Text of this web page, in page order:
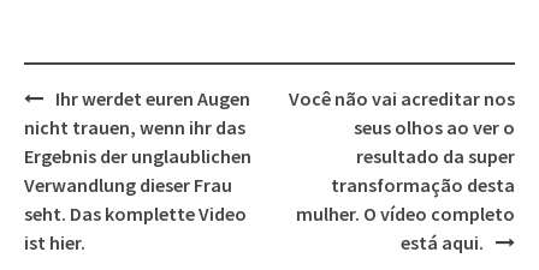
Post
navigation
Ihr werdet euren Augen
nicht trauen, wenn ihr das
Ergebnis der unglaublichen
Verwandlung dieser Frau
seht. Das komplette Video
ist hier.
Você não vai acreditar nos
seus olhos ao ver o
resultado da super
transformação desta
mulher. O vídeo completo
está aqui.